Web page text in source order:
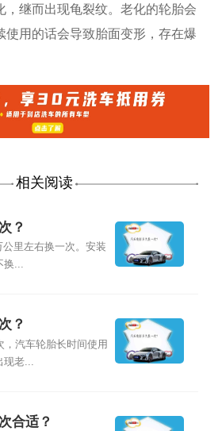
，继而出现龟裂纹。老化的轮胎会
使用的话会导致胎面变形，存在爆
相关阅读
？
里左右换一次。安装
换...
？
，汽车轮胎长时间使用
老...
合适？